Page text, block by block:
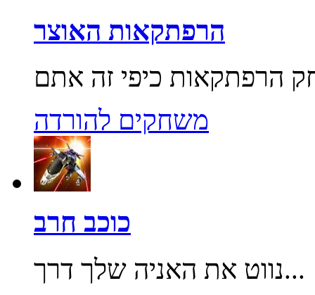
הרפתקאות האוצר
משחקים להורדה
כוכב חרב
נווט את האניה שלך דרך...